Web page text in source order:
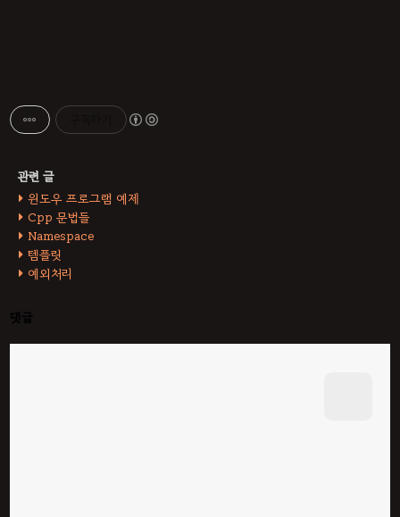
윈도우 프로그램 예제
Cpp 문법들
Namespace
템플릿
예외처리
댓글